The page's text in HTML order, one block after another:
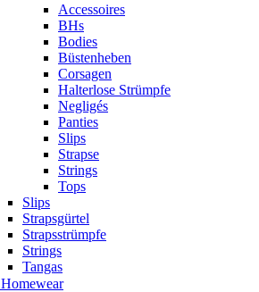
Accessoires
BHs
Bodies
Büstenheben
Corsagen
Halterlose Strümpfe
Negligés
Panties
Slips
Strapse
Strings
Tops
Slips
Strapsgürtel
Strapsstrümpfe
Strings
Tangas
Homewear